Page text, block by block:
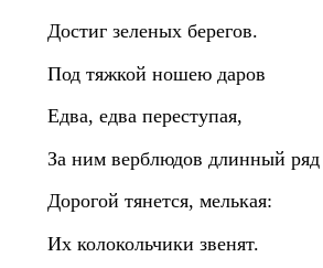
Достиг зеленых берегов.
Под тяжкой ношею даров
Едва, едва переступая,
За ним верблюдов длинный ряд
Дорогой тянется, мелькая:
Их колокольчики звенят.